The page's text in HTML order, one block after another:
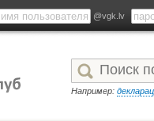
@vgk.lv
Например: